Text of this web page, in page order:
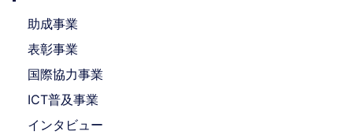
助成事業
表彰事業
国際協力事業
ICT普及事業
インタビュー